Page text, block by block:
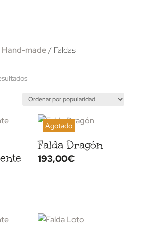
Hand-made/ Faldas
Ordenado
popularidad
Falda Dragón
193,00€